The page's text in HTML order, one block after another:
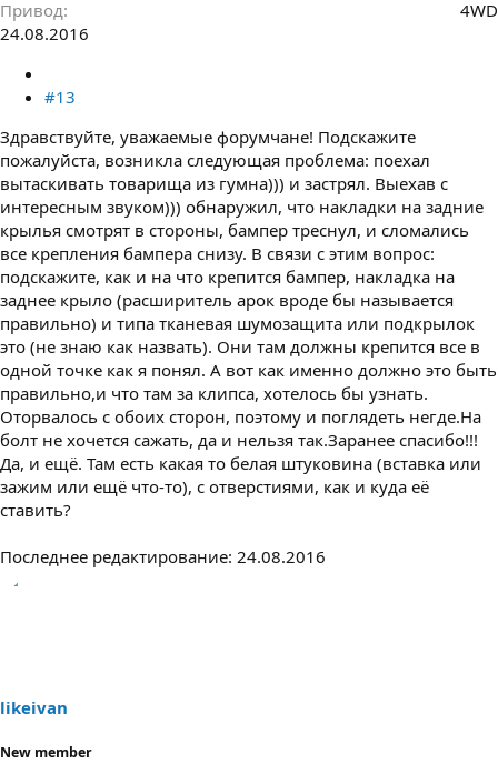
Привод
4WD
24.08.2016
#13
Здравствуйте, уважаемые форумчане! Подскажите
пожалуйста, возникла следующая проблема: поехал
вытаскивать товарища из гумна))) и застрял. Выехав с
интересным звуком))) обнаружил, что накладки на задние
крылья смотрят в стороны, бампер треснул, и сломались
все крепления бампера снизу. В связи с этим вопрос:
подскажите, как и на что крепится бампер, накладка на
заднее крыло (расширитель арок вроде бы называется
правильно) и типа тканевая шумозащита или подкрылок
это (не знаю как назвать). Они там должны крепится все в
одной точке как я понял. А вот как именно должно это быть
правильно,и что там за клипса, хотелось бы узнать.
Оторвалось с обоих сторон, поэтому и поглядеть негде.На
болт не хочется сажать, да и нельзя так.Заранее спасибо!!!
Да, и ещё. Там есть какая то белая штуковина (вставка или
зажим или ещё что-то), с отверстиями, как и куда её
ставить?
Последнее редактирование: 24.08.2016
likeivan
New member